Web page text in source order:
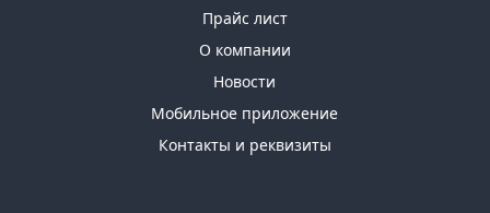
Прайс лист
О компании
Новости
Мобильное приложение
Контакты и реквизиты